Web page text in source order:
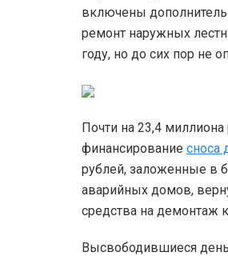
включены
ремонт наружных
году, но до сих пор
Почти на 23,4
финансирование сноса
рублей, заложенные в
аварийных домов,
средства на демонтаж
Высвободившиеся